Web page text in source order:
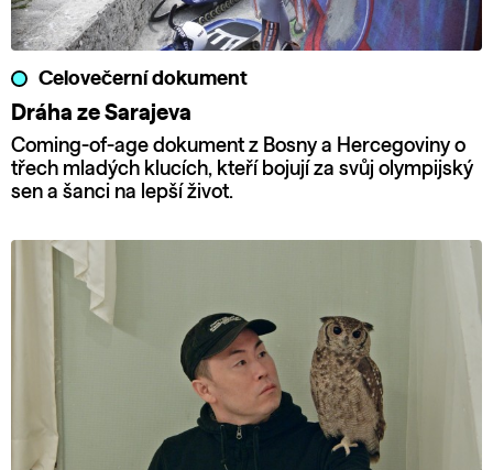
Celovečerní dokument
Dráha ze Sarajeva
Coming-of-age dokument z Bosny a Hercegoviny o
třech mladých klucích, kteří bojují za svůj olympijský
sen a šanci na lepší život.